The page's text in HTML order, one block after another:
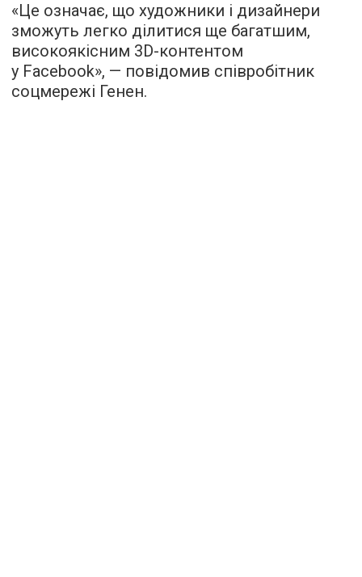
«Це означає, що художники і дизайнери
зможуть легко ділитися ще багатшим,
високоякісним 3D-контентом
у Facebook», — повідомив співробітник
соцмережі Генен.